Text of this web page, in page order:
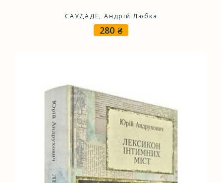
САУДАДЕ, Андрій Любка
280 ₴